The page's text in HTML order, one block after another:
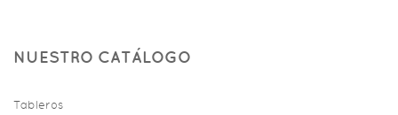
NUESTRO CATÁLOGO
Tableros